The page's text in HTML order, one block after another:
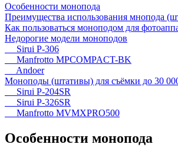
Особенности монопода
Преимущества использования мнопода
Как пользоваться моноподом для
Недорогие модели моноподов
Sirui P-306
Manfrotto MPCOMPACT-BK
Andoer
Моноподы (штативы) для съёмки до 30
Sirui P-204SR
Sirui P-326SR
Manfrotto MVMXPRO500
Особенности монопода